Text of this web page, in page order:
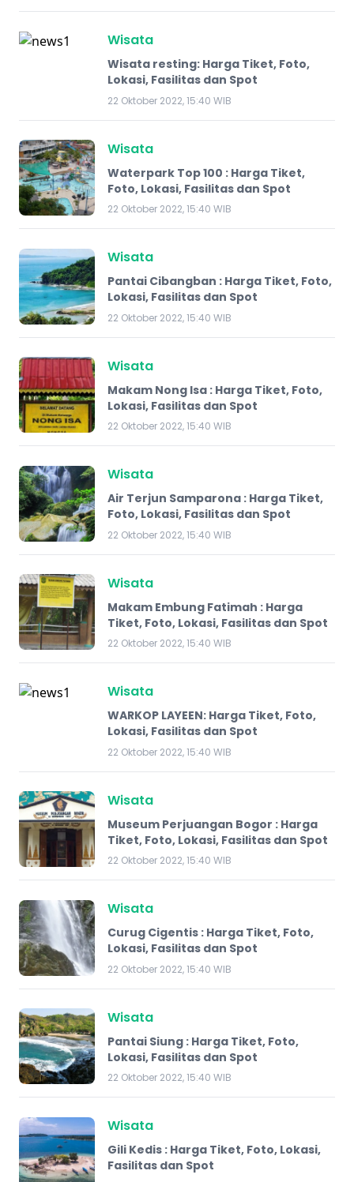
Wisata
Wisata resting: Harga Tiket, Foto,
Lokasi, Fasilitas dan Spot
22 Oktober 2022, 15:40 WIB
Wisata
Waterpark Top 100 : Harga Tiket,
Foto, Lokasi, Fasilitas dan Spot
22 Oktober 2022, 15:40 WIB
Wisata
Pantai Cibangban : Harga Tiket, Foto,
Lokasi, Fasilitas dan Spot
22 Oktober 2022, 15:40 WIB
Wisata
Makam Nong Isa : Harga Tiket, Foto,
Lokasi, Fasilitas dan Spot
22 Oktober 2022, 15:40 WIB
Wisata
Air Terjun Samparona : Harga Tiket,
Foto, Lokasi, Fasilitas dan Spot
22 Oktober 2022, 15:40 WIB
Wisata
Makam Embung Fatimah : Harga
Tiket, Foto, Lokasi, Fasilitas dan Spot
22 Oktober 2022, 15:40 WIB
Wisata
WARKOP LAYEEN: Harga Tiket, Foto,
Lokasi, Fasilitas dan Spot
22 Oktober 2022, 15:40 WIB
Wisata
Museum Perjuangan Bogor : Harga
Tiket, Foto, Lokasi, Fasilitas dan Spot
22 Oktober 2022, 15:40 WIB
Wisata
Curug Cigentis : Harga Tiket, Foto,
Lokasi, Fasilitas dan Spot
22 Oktober 2022, 15:40 WIB
Wisata
Pantai Siung : Harga Tiket, Foto,
Lokasi, Fasilitas dan Spot
22 Oktober 2022, 15:40 WIB
Wisata
Gili Kedis : Harga Tiket, Foto, Lokasi,
Fasilitas dan Spot